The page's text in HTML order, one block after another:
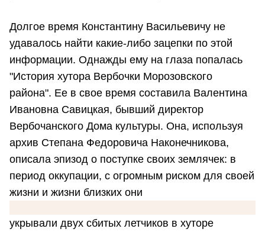
Долгое время Константину Васильевичу не
удавалось найти какие-либо зацепки по этой
информации. Однажды ему на глаза попалась
"История хутора Вербочки Морозовского
района". Ее в свое время составила Валентина
Ивановна Савицкая, бывший директор
Вербочанского Дома культуры. Она, используя
архив Степана Федоровича Наконечникова,
описала эпизод о поступке своих землячек: в
период оккупации, с огромным риском для своей
жизни и жизни близких они
укрывали двух сбитых летчиков в хуторе